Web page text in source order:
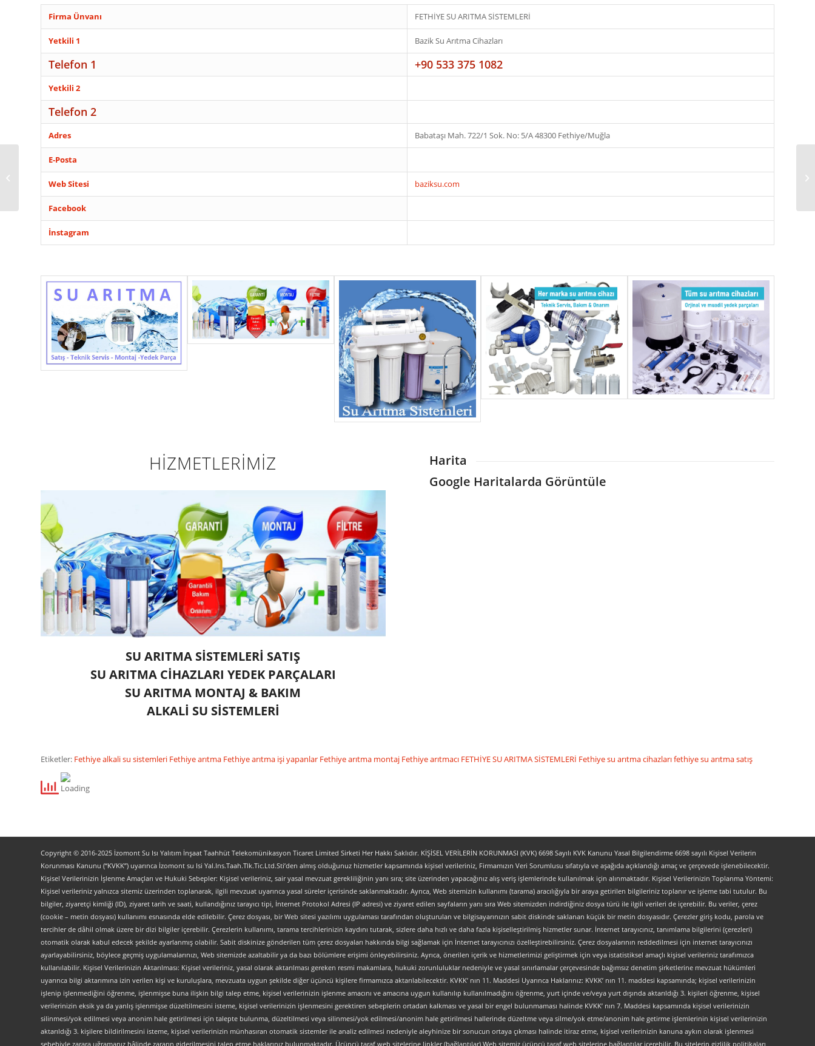
Firma Ünvanı FETHİYE SU ARITMA SİSTEMLERİ
Yetkili 1 Bazik Su Arıtma Cihazları
Telefon 1 +90 533 375 1082
Yetkili 2
Telefon 2
Adres Babataşı Mah. 722/1 Sok. No: 5/A 48300 Fethiye/Muğla
E-Posta
Web Sitesi baziksu.com
Facebook
İnstagram
HİZMETLERİMİZ
SU ARITMA SİSTEMLERİ SATIŞ
SU ARITMA CİHAZLARI YEDEK PARÇALARI
SU ARITMA MONTAJ & BAKIM
ALKALİ SU SİSTEMLERİ
Harita
Google Haritalarda Görüntüle
Etiketler: Fethiye alkali su sistemleri Fethiye arıtma Fethiye arıtma işi yapanlar Fethiye arıtma montaj Fethiye arıtmacı FETHİYE SU ARITMA SİSTEMLERİ Fethiye su arıtma cihazlarıfethiye su arıtma satış
Copyright © 2016-2025 İzomont Su Isı Yalıtım İnşaat Taahhüt Telekomünikasyon Ticaret Limited Sirketi Her Hakkı Saklıdır. KİŞİSEL VERİLERİN KORUNMASI (KVK) 6698 Sayılı KVK Kanunu Yasal Bilgilendirme 6698 sayılı Kişisel Verilerin
Korunması Kanunu (“KVKK”) uyarınca İzomont su Isi Yal.Ins.Taah.Tlk.Tic.Ltd.Sti’den almış olduğunuz hizmetler kapsamında kişisel verileriniz, Firmamızın Veri Sorumlusu sıfatıyla ve aşağıda açıklandığı amaç ve çerçevede işlenebilecektir.
Kişisel Verilerinizin İşlenme Amaçları ve Hukuki Sebepler: Kişisel verileriniz, sair yasal mevzuat gerekliliğinin yanı sıra; site üzerinden yapacağınız alış veriş işlemlerinde kullanılmak için alınmaktadır. Kişisel Verilerinizin Toplanma Yöntemi:
Kişisel verileriniz yalnızca sitemiz üzerinden toplanarak, ilgili mevzuat uyarınca yasal süreler içerisinde saklanmaktadır. Ayrıca, Web sitemizin kullanımı (tarama) aracılığıyla bir araya getirilen bilgileriniz toplanır ve işleme tabi tutulur. Bu
bilgiler, ziyaretçi kimliği (ID), ziyaret tarih ve saati, kullandığınız tarayıcı tipi, İnternet Protokol Adresi (IP adresi) ve ziyaret edilen sayfaların yanı sıra Web sitemizden indirdiğiniz dosya türü ile ilgili verileri de içerebilir. Bu veriler, çerez
(cookie – metin dosyası) kullanımı esnasında elde edilebilir. Çerez dosyası, bir Web sitesi yazılımı uygulaması tarafından oluşturulan ve bilgisayarınızın sabit diskinde saklanan küçük bir metin dosyasıdır. Çerezler giriş kodu, parola ve
tercihler de dâhil olmak üzere bir dizi bilgiler içerebilir. Çerezlerin kullanımı, tarama tercihlerinizin kaydını tutarak, sizlere daha hızlı ve daha fazla kişiselleştirilmiş hizmetler sunar. İnternet tarayıcınız, tanımlama bilgilerini (çerezleri)
otomatik olarak kabul edecek şekilde ayarlanmış olabilir. Sabit diskinize gönderilen tüm çerez dosyaları hakkında bilgi sağlamak için İnternet tarayıcınızı özelleştirebilirsiniz. Çerez dosyalarının reddedilmesi için internet tarayıcınızı
ayarlayabilirsiniz, böylece geçmiş uygulamalarınızı, Web sitemizde azaltabilir ya da bazı bölümlere erişimi önleyebilirsiniz. Ayrıca, önerilen içerik ve hizmetlerimizi geliştirmek için veya istatistiksel amaçlı kişisel verileriniz tarafımızca
kullanılabilir. Kişisel Verilerinizin Aktarılması: Kişisel verileriniz, yasal olarak aktarılması gereken resmi makamlara, hukuki zorunluluklar nedeniyle ve yasal sınırlamalar çerçevesinde bağımsız denetim şirketlerine mevzuat hükümleri
uyarınca bilgi aktarımına izin verilen kişi ve kuruluşlara, mevzuata uygun şekilde diğer üçüncü kişilere firmamızca aktarılabilecektir. KVKK’ nın 11. Maddesi Uyarınca Haklarınız: KVKK’ nın 11. maddesi kapsamında; kişisel verilerinizin
işlenip işlenmediğini öğrenme, işlenmişse buna ilişkin bilgi talep etme, kişisel verilerinizin işlenme amacını ve amacına uygun kullanılıp kullanılmadığını öğrenme, yurt içinde ve/veya yurt dışında aktarıldığı 3. kişileri öğrenme, kişisel
verilerinizin eksik ya da yanlış işlenmişse düzeltilmesini isteme, kişisel verilerinizin işlenmesini gerektiren sebeplerin ortadan kalkması ve yasal bir engel bulunmaması halinde KVKK’ nın 7. Maddesi kapsamında kişisel verilerinizin
silinmesi/yok edilmesi veya anonim hale getirilmesi için talepte bulunma, düzeltilmesi veya silinmesi/yok edilmesi/anonim hale getirilmesi hallerinde düzeltme veya silme/yok etme/anonim hale getirme işlemlerinin kişisel verilerinizin
aktarıldığı 3. kişilere bildirilmesini isteme, kişisel verilerinizin münhasıran otomatik sistemler ile analiz edilmesi nedeniyle aleyhinize bir sonucun ortaya çıkması halinde itiraz etme, kişisel verilerinizin kanuna aykırı olarak işlenmesi
sebebiyle zarara uğramanız hâlinde zararın giderilmesini talep etme haklarınız bulunmaktadır. Üçüncü taraf web sitelerine linkler (bağlantılar) Web sitemiz üçüncü taraf web sitelerine bağlantılar içerebilir. Bu sitelerin gizlilik politikaları
FETHİYE SU
TESİSATÇISI